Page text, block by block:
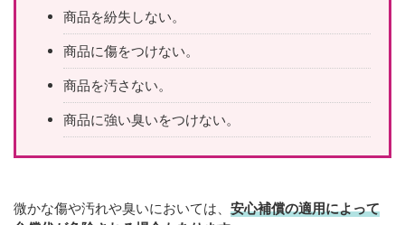
商品を紛失しない。
商品に傷をつけない。
商品を汚さない。
商品に強い臭いをつけない。
微かな傷や汚れや臭いにおいては、 安心補償の適用によって